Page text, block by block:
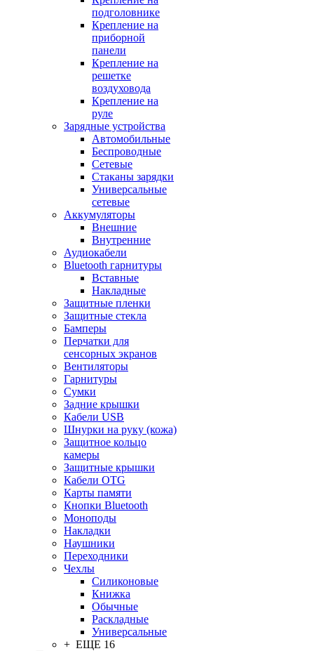
подголовнике
Крепление на
приборной
панели
Крепление на
решетке
воздуховода
Крепление на
руле
Зарядные устройства
Автомобильные
Беспроводные
Сетевые
Стаканы зарядки
Универсальные
сетевые
Аккумуляторы
Внешние
Внутренние
Аудиокабели
Bluetooth гарнитуры
Вставные
Накладные
Защитные пленки
Защитные стекла
Бамперы
Перчатки для
сенсорных экранов
Вентиляторы
Гарнитуры
Сумки
Задние крышки
Кабели USB
Шнурки на руку (кожа)
Защитное кольцо
камеры
Защитные крышки
Кабели OTG
Карты памяти
Кнопки Bluetooth
Моноподы
Накладки
Наушники
Переходники
Чехлы
Силиконовые
Книжка
Обычные
Раскладные
Универсальные
+ ЕЩЕ 16